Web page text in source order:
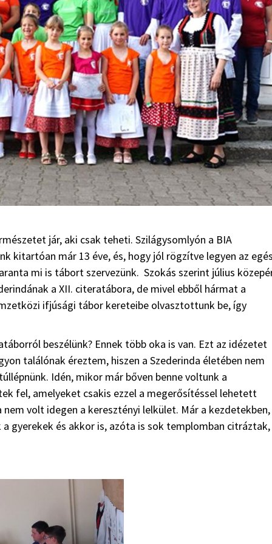
jár, aki csak teheti. Szilágysomlyón a BIA
kitartóan már 13 éve, és, hogy jól rögzítve legyen az
mi is tábort szervezünk. Szokás szerint július
a XII. citeratábora, de mivel ebből hármat a
ifjúsági tábor kereteibe olvasztottunk be, így
beszélünk? Ennek több oka is van. Ezt az idézetet
találónak éreztem, hiszen a Szederinda életében nem
Idén, mikor már bőven benne voltunk a
fel, amelyeket csakis ezzel a megerősítéssel lehetett
volt idegen a keresztényi lelkület. Már a kezdetekben,
gyerekek és akkor is, azóta is sok templomban citráztak,